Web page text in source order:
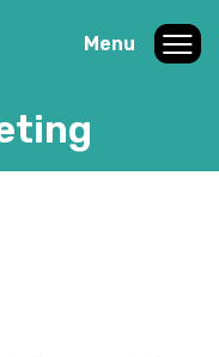
Menu